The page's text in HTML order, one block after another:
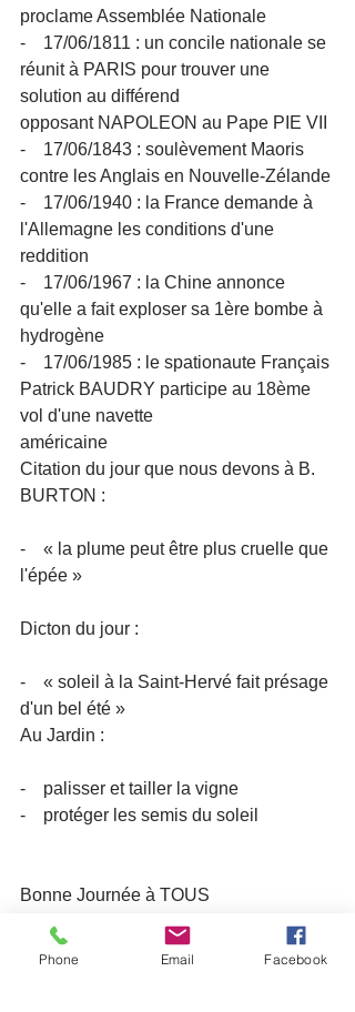
proclame Assemblée Nationale
-    17/06/1811 : un concile nationale se
réunit à PARIS pour trouver une
solution au différend
opposant NAPOLEON au Pape PIE VII
-    17/06/1843 : soulèvement Maoris
contre les Anglais en Nouvelle-Zélande
-    17/06/1940 : la France demande à
l'Allemagne les conditions d'une
reddition
-    17/06/1967 : la Chine annonce
qu'elle a fait exploser sa 1ère bombe à
hydrogène
-    17/06/1985 : le spationaute Français
Patrick BAUDRY participe au 18ème
vol d'une navette
américaine
Citation du jour que nous devons à B.
BURTON :
-    « la plume peut être plus cruelle que
l'épée »
Dicton du jour :
-    « soleil à la Saint-Hervé fait présage
d'un bel été »
Au Jardin :
-    palisser et tailler la vigne
-    protéger les semis du soleil
Bonne Journée à TOUS
Le Président et les Membres du CA
Phone Email Facebook